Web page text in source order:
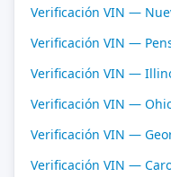
Verificación VIN —
Verificación VIN —
Verificación VIN —
Verificación VIN —
Verificación VIN —
Verificación VIN —